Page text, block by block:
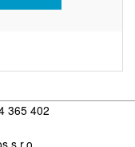
365 402